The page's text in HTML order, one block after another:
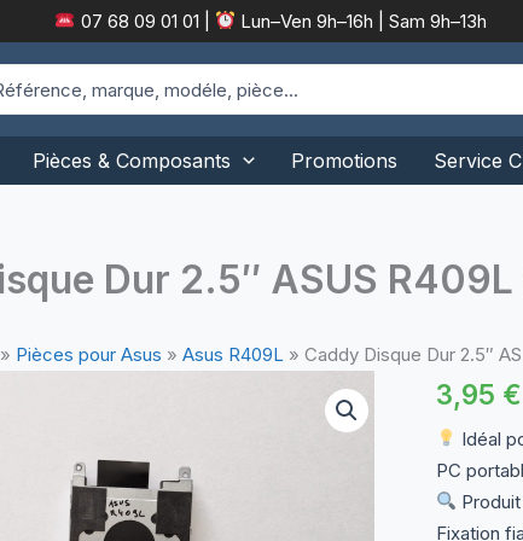
07 68 09 01 01 Lun–Ven 9h–16h | Sam 9h–13h
Pièces & Composants Promotions Service
Dur 2.5″ ASUS
» Pièces pour Asus » Asus R409L» Caddy Disque Dur 2.5″
3,95 €
Idéal
PC
Fixation